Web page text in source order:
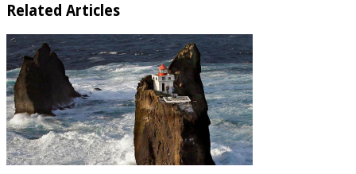
Related Articles